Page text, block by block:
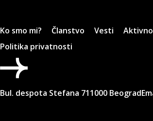
Ko smo mi? Članstvo Vesti
Politika privatnosti
Bul. despota Stefana 711000 Beograd